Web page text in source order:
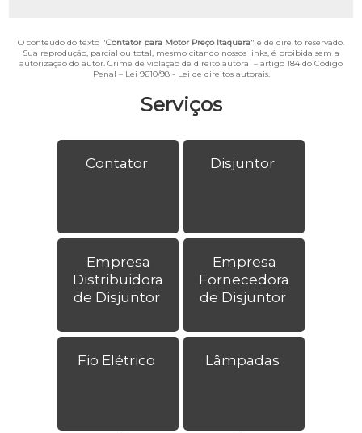
Serviços
Contator Disjuntor
Empresa
Distribuidora
de Disjuntor
Empresa
Fornecedora
de Disjuntor
Fio Elétrico Lâmpadas
O conteúdo do texto "Contator para Motor Preço Itaquera" é de direito reservado.
Sua reprodução, parcial ou total, mesmo citando nossos links, é proibida sem a
autorização do autor. Crime de violação de direito autoral – artigo 184 do Código
Penal – Lei 9610/98 - Lei de direitos autorais.